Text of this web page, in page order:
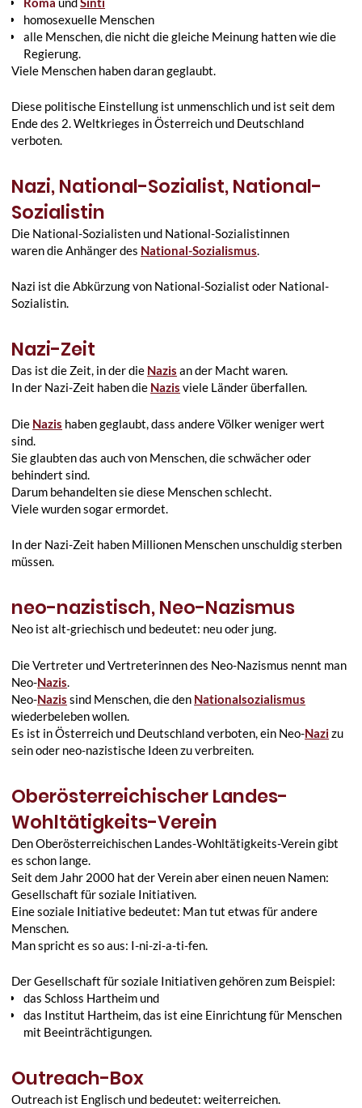
homosexuelle Menschen
alle Menschen, die nicht die gleiche Meinung hatten wie die
Regierung.
Viele Menschen haben daran geglaubt.
Diese politische Einstellung ist unmenschlich und ist seit dem
Ende des 2. Weltkrieges in Österreich und Deutschland
verboten.
Nazi, National-Sozialist, National-
Sozialistin
Die National-Sozialisten und National-Sozialistinnen
waren die Anhänger des National-Sozialismus.
Nazi ist die Abkürzung von National-Sozialist oder National-
Sozialistin.
Nazi-Zeit
Das ist die Zeit, in der die Nazis an der Macht waren.
In der Nazi-Zeit haben die Nazis viele Länder überfallen.
Die Nazis haben geglaubt, dass andere Völker weniger wert
sind.
Sie glaubten das auch von Menschen, die schwächer oder
behindert sind.
Darum behandelten sie diese Menschen schlecht.
Viele wurden sogar ermordet.
In der Nazi-Zeit haben Millionen Menschen unschuldig sterben
müssen.
neo-nazistisch, Neo-Nazismus
Neo ist alt-griechisch und bedeutet: neu oder jung.
Die Vertreter und Vertreterinnen des Neo-Nazismus nennt man
Neo-Nazis.
Neo-Nazis sind Menschen, die den Nationalsozialismus
wiederbeleben wollen.
Es ist in Österreich und Deutschland verboten, ein Neo-Nazizu
sein oder neo-nazistische Ideen zu verbreiten.
Oberösterreichischer Landes-
Wohltätigkeits-Verein
Den Oberösterreichischen Landes-Wohltätigkeits-Verein gibt
es schon lange.
Seit dem Jahr 2000 hat der Verein aber einen neuen Namen:
Gesellschaft für soziale Initiativen.
Eine soziale Initiative bedeutet: Man tut etwas für andere
Menschen.
Man spricht es so aus: I-ni-zi-a-ti-fen.
Der Gesellschaft für soziale Initiativen gehören zum Beispiel:
das Schloss Hartheim und
das Institut Hartheim, das ist eine Einrichtung für Menschen
mit Beeinträchtigungen.
Outreach-Box
Outreach ist Englisch und bedeutet: weiterreichen.